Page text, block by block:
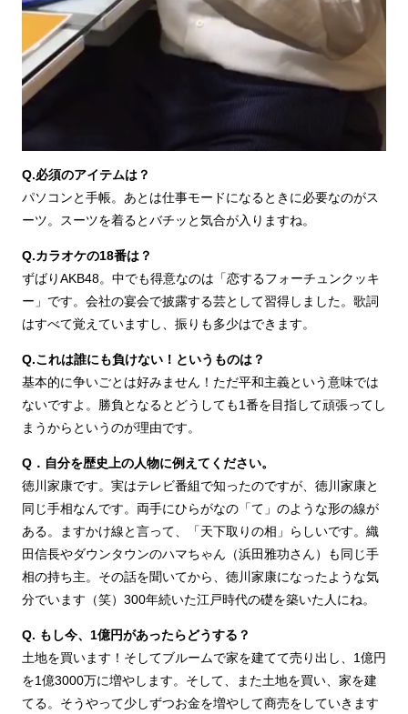
Q.必須のアイテムは？
パソコンと手帳。あとは仕事モードになるときに必要なのがス
ーツ。スーツを着るとバチッと気合が入りますね。
Q.カラオケの18番は？
ずばりAKB48。中でも得意なのは「恋するフォーチュンクッキ
ー」です。会社の宴会で披露する芸として習得しました。歌詞
はすべて覚えていますし、振りも多少はできます。
Q.これは誰にも負けない！というものは？
基本的に争いごとは好みません！ただ平和主義という意味では
ないですよ。勝負となるとどうしても1番を目指して頑張ってし
まうからというのが理由です。
Q．自分を歴史上の人物に例えてください。
徳川家康です。実はテレビ番組で知ったのですが、徳川家康と
同じ手相なんです。両手にひらがなの「て」のような形の線が
ある。ますかけ線と言って、「天下取りの相」らしいです。織
田信長やダウンタウンのハマちゃん（浜田雅功さん）も同じ手
相の持ち主。その話を聞いてから、徳川家康になったような気
分でいます（笑）300年続いた江戸時代の礎を築いた人にね。
Q. もし今、1億円があったらどうする？
土地を買います！そしてブルームで家を建てて売り出し、1億円
を1億3000万に増やします。そして、また土地を買い、家を建
てる。そうやって少しずつお金を増やして商売をしていきます